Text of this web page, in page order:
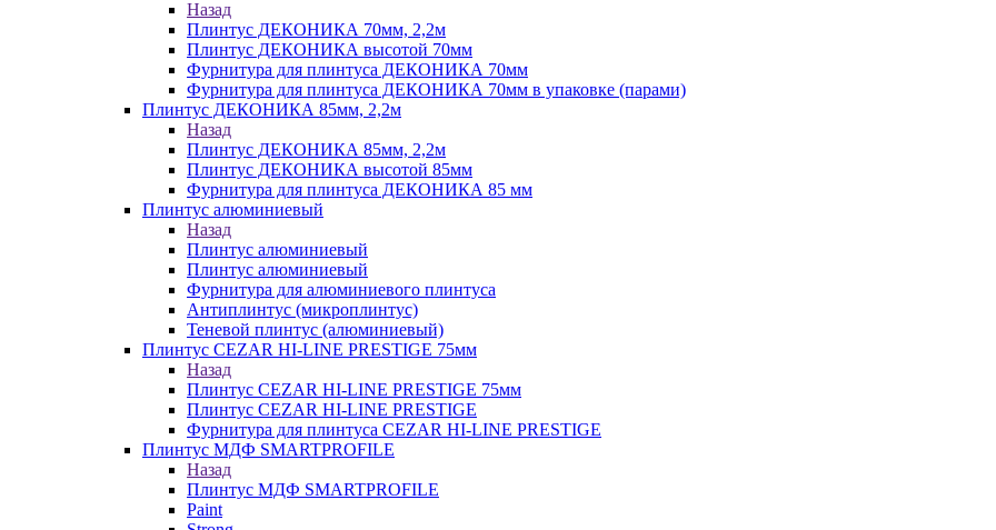
Назад
Плинтус ДЕКОНИКА 70мм, 2,2м
Плинтус ДЕКОНИКА высотой 70мм
Фурнитура для плинтуса ДЕКОНИКА 70мм
Фурнитура для плинтуса ДЕКОНИКА 70мм в упаковке (парами)
Плинтус ДЕКОНИКА 85мм, 2,2м
Назад
Плинтус ДЕКОНИКА 85мм, 2,2м
Плинтус ДЕКОНИКА высотой 85мм
Фурнитура для плинтуса ДЕКОНИКА 85 мм
Плинтус алюминиевый
Назад
Плинтус алюминиевый
Плинтус алюминиевый
Фурнитура для алюминиевого плинтуса
Антиплинтус (микроплинтус)
Теневой плинтус (алюминиевый)
Плинтус CEZAR HI-LINE PRESTIGE 75мм
Назад
Плинтус CEZAR HI-LINE PRESTIGE 75мм
Плинтус CEZAR HI-LINE PRESTIGE
Фурнитура для плинтуса CEZAR HI-LINE PRESTIGE
Плинтус МДФ SMARTPROFILE
Назад
Плинтус МДФ SMARTPROFILE
Paint